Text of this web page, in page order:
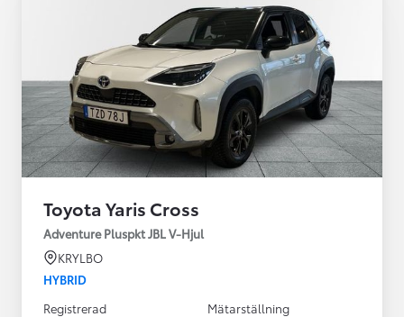
Toyota Yaris Cross
Adventure Pluspkt JBL V-Hjul
KRYLBO
HYBRID
Registrerad
Mätarställning